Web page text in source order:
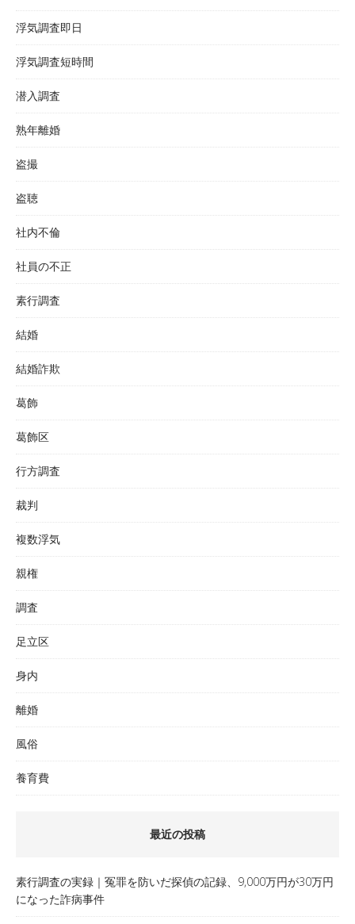
浮気調査即日
浮気調査短時間
潜入調査
熟年離婚
盗撮
盗聴
社内不倫
社員の不正
素行調査
結婚
結婚詐欺
葛飾
葛飾区
行方調査
裁判
複数浮気
親権
調査
足立区
身内
離婚
風俗
養育費
最近の投稿
素行調査の実録｜冤罪を防いだ探偵の記録、9,000万円が30万円
になった詐病事件